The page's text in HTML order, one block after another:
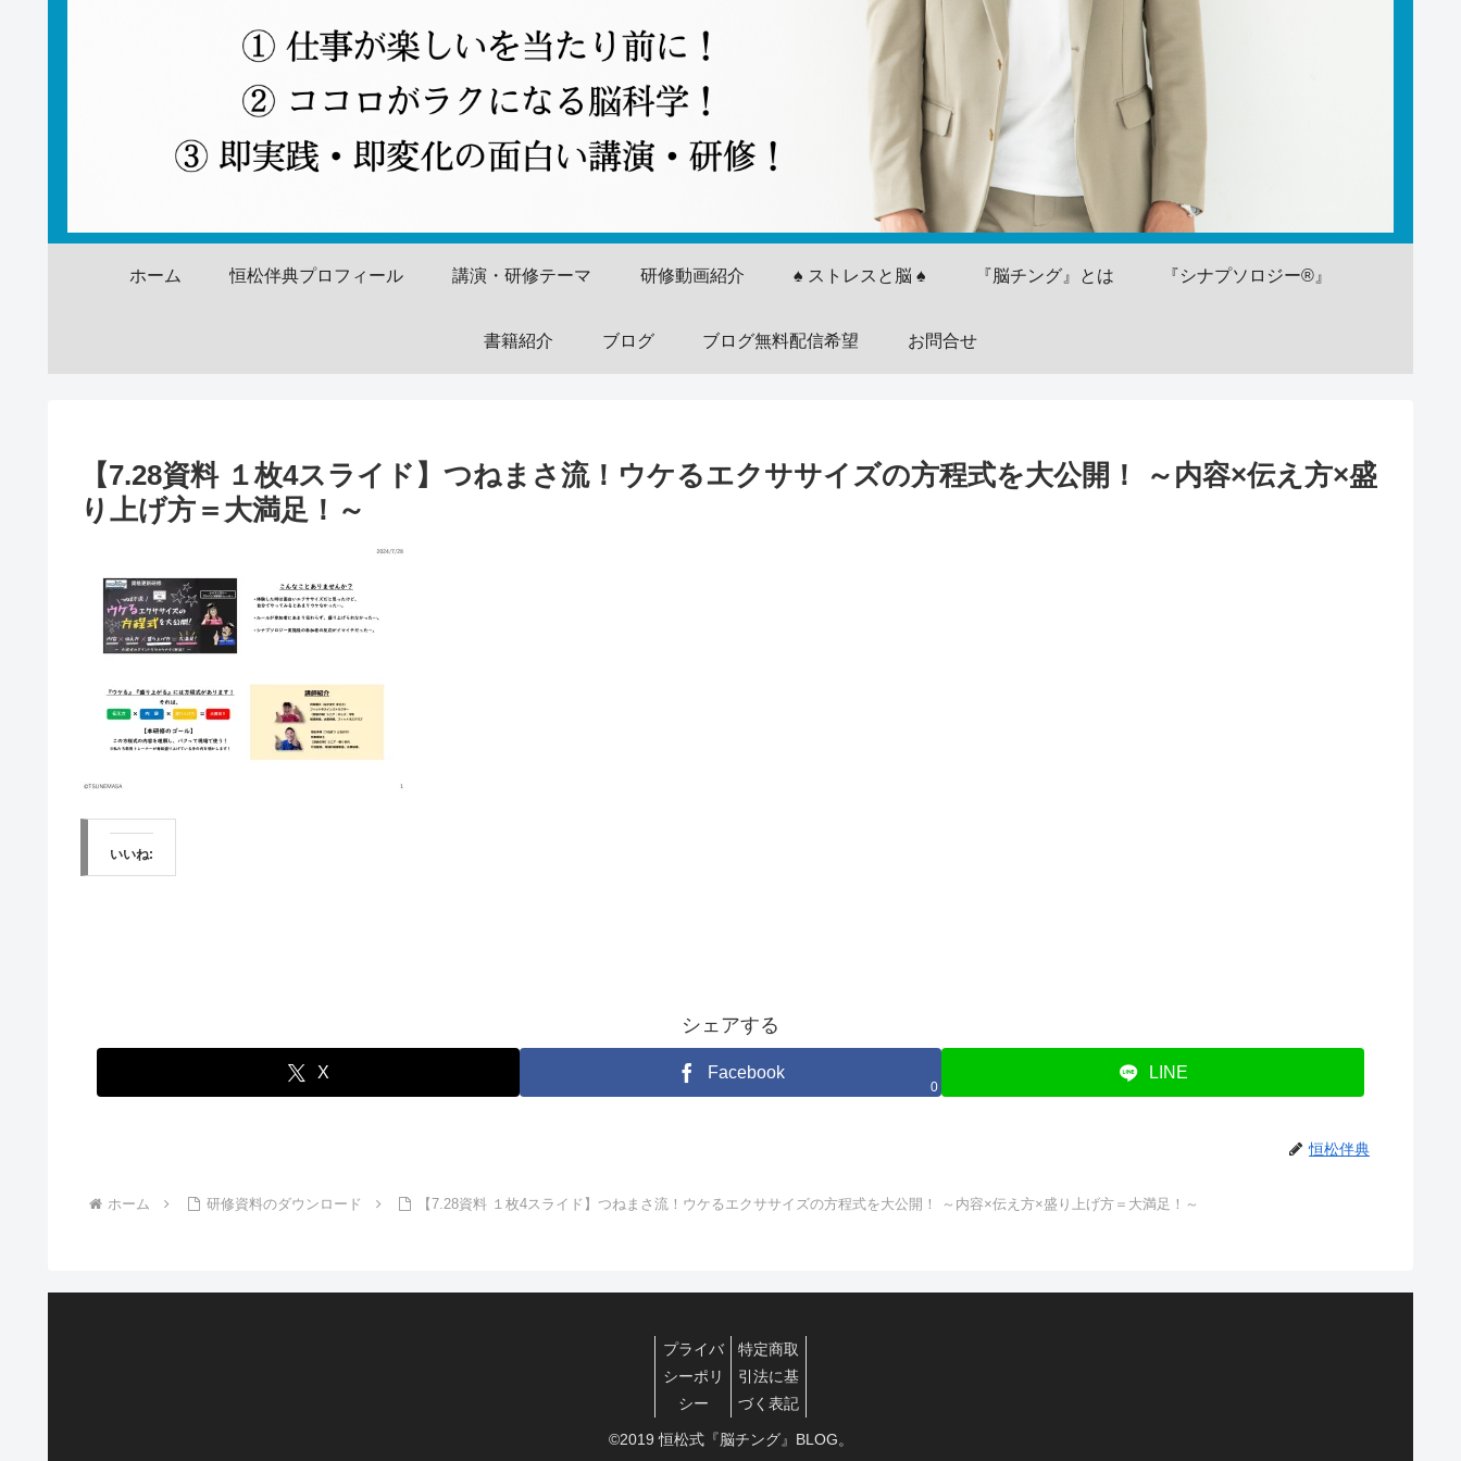
ホーム 恒松伴典プロフィール 講演・研修テーマ 研修動画紹介 ♠ ストレスと脳 ♠ 『脳チング』とは 『シナプソロジー®』
書籍紹介 ブログ ブログ無料配信希望 お問合せ
【7.28資料 １枚4スライド】つねまさ流！ウケるエクササイズの方程式を大公開！ ～内容×伝え方×盛
り上げ方＝大満足！～
いいね:
シェアする
X Facebook
0
LINE
恒松伴典
ホーム 研修資料のダウンロード 【7.28資料 １枚4スライド】つねまさ流！ウケるエクササイズの方程式を大公開！ ～内容×伝え方×盛り上げ方＝大満足！～
プライバ
シーポリ
シー
特定商取
引法に基
づく表記
©2019 恒松式『脳チング』BLOG。